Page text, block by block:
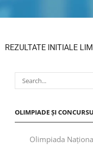
REZULTATE INITIALE
OLIMPIADE ȘI
Olimpiada